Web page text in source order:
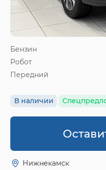
Бензин
Робот
Передний
В наличии
Нижнекамск